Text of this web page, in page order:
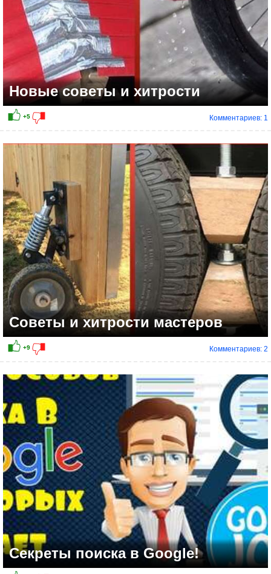
Новые советы и хитрости
Комментариев: 1
Советы и хитрости мастеров
Комментариев: 2
Секреты поиска в Google!